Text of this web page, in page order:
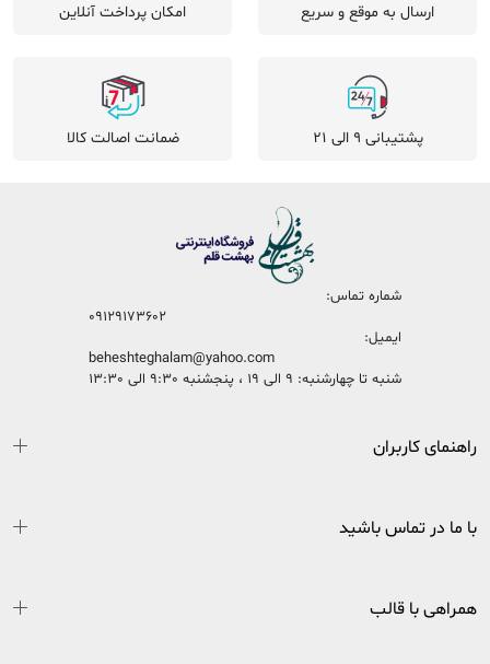
ارسال به موقع و سریع امکان پرداخت آنلاین
پشتیبانی 9 الی 21 ضمانت اصالت کالا
شماره تماس:
09129173602
ایمیل:
beheshteghalam@yahoo.com
شنبه تا چهارشنبه: 9 الی 19 ، پنجشنبه 9:30 الی 13:30
راهنمای کاربران
با ما در تماس باشید
همراهی با قالب